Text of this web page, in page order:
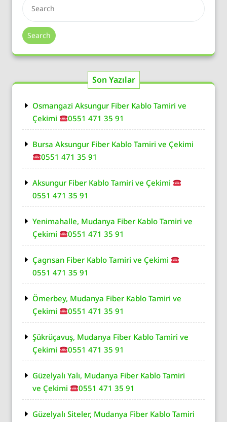
Search
Son Yazılar
Osmangazi Aksungur Fiber Kablo Tamiri ve
Çekimi
0551 471 35 91
Bursa Aksungur Fiber Kablo Tamiri ve Çekimi
0551 471 35 91
Aksungur Fiber Kablo Tamiri ve Çekimi
0551 471 35 91
Yenimahalle, Mudanya Fiber Kablo Tamiri ve
Çekimi
0551 471 35 91
Çagrısan Fiber Kablo Tamiri ve Çekimi
0551 471 35 91
Ömerbey, Mudanya Fiber Kablo Tamiri ve
Çekimi
0551 471 35 91
Şükrüçavuş, Mudanya Fiber Kablo Tamiri ve
Çekimi
0551 471 35 91
Güzelyalı Yalı, Mudanya Fiber Kablo Tamiri
ve Çekimi
0551 471 35 91
Güzelyalı Siteler, Mudanya Fiber Kablo Tamiri